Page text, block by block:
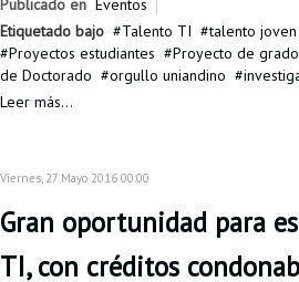
Publicado en Eventos
Etiquetado bajo
Talento TI talento joven
Proyectos estudiantes
Proyecto de grado
de Doctorado
orgullo uniandino
Leer más...
Viernes, 27 Mayo 2016 00:00
Gran oportunidad para
TI, con créditos